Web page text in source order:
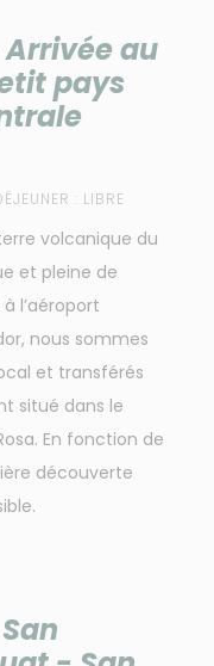
au
pays
: LIBRE
volcanique du
et pleine de
l’aéroport
nous sommes
et transférés
situé dans le
En fonction de
découverte